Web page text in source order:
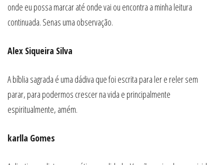
onde eu possa marcar até onde vai ou encontra a minha leitura
continuada. Senas uma observação.
Alex Siqueira Silva
A bíblia sagrada é uma dádiva que foi escrita para ler e reler sem
parar, para podermos crescer na vida e principalmente
espiritualmente, amém.
karlla Gomes